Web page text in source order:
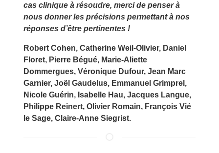
cas clinique à résoudre, merci de penser à
nous donner les précisions permettant à nos
réponses d’être pertinentes !
Robert Cohen, Catherine Weil-Olivier, Daniel
Floret, Pierre Bégué, Marie-Aliette
Dommergues, Véronique Dufour, Jean Marc
Garnier, Joël Gaudelus, Emmanuel Grimprel,
Nicole Guérin, Isabelle Hau, Jacques Langue,
Philippe Reinert, Olivier Romain, François Vié
le Sage, Claire-Anne Siegrist.